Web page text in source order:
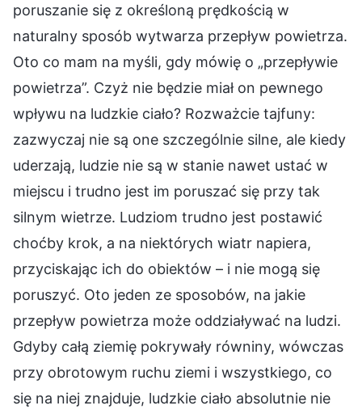
poruszanie się z określoną prędkością w
naturalny sposób wytwarza przepływ powietrza.
Oto co mam na myśli, gdy mówię o „przepływie
powietrza”. Czyż nie będzie miał on pewnego
wpływu na ludzkie ciało? Rozważcie tajfuny:
zazwyczaj nie są one szczególnie silne, ale kiedy
uderzają, ludzie nie są w stanie nawet ustać w
miejscu i trudno jest im poruszać się przy tak
silnym wietrze. Ludziom trudno jest postawić
choćby krok, a na niektórych wiatr napiera,
przyciskając ich do obiektów – i nie mogą się
poruszyć. Oto jeden ze sposobów, na jakie
przepływ powietrza może oddziaływać na ludzi.
Gdyby całą ziemię pokrywały równiny, wówczas
przy obrotowym ruchu ziemi i wszystkiego, co
się na niej znajduje, ludzkie ciało absolutnie nie